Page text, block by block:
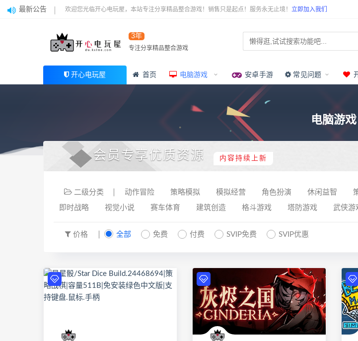
最新公告 欢迎您光临开心电玩屋，本站专注分享精品整合游戏！销售只是起点！服务永无止境！ 立即加入我们
3年
专注分享精品整合游戏
开心电玩屋 首页 电脑游戏 安卓手游 常见问题
电脑游戏
会员专享优质资源 内容持续上新
二级分类 动作冒险 策略模拟 模拟经营 角色扮演 休闲益智
即时战略 视觉小说 赛车体育 建筑创造 格斗游戏 塔防游戏 武侠游
价格 全部 免费 付费 SVIP免费 SVIP优惠